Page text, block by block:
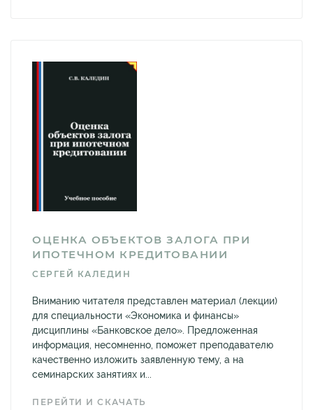
ОЦЕНКА ОБЪЕКТОВ ЗАЛОГА ПРИ
ИПОТЕЧНОМ КРЕДИТОВАНИИ
СЕРГЕЙ КАЛЕДИН
Вниманию читателя представлен материал (лекции)
для специальности «Экономика и финансы»
дисциплины «Банковское дело». Предложенная
информация, несомненно, поможет преподавателю
качественно изложить заявленную тему, а на
семинарских занятиях и...
ПЕРЕЙТИ И СКАЧАТЬ